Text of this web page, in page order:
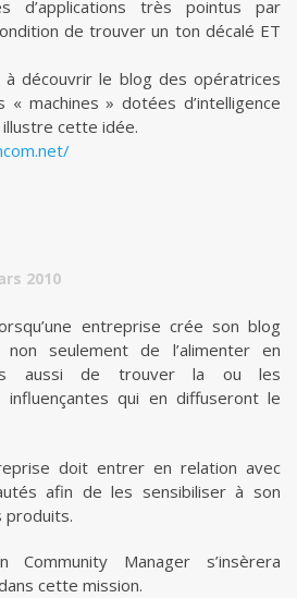
d’applications très pointus par
de trouver un ton décalé ET
à découvrir le blog des opératrices
« machines » dotées d’intelligence
cette idée.
2010
entreprise crée son blog
seulement de l’alimenter en
aussi de trouver la ou les
influençantes qui en diffuseront le
doit entrer en relation avec
afin de les sensibiliser à son
produits.
Manager s’insèrera
cette mission.